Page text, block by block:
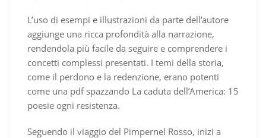
L’uso di esempi e illustrazioni da parte dell’autore
aggiunge una ricca profondità alla narrazione,
rendendola più facile da seguire e comprendere i
concetti complessi presentati. I temi della storia,
come il perdono e la redenzione, erano potenti
come una pdf spazzando La caduta dell’America: 15
poesie ogni resistenza.
Seguendo il viaggio del Pimpernel Rosso, inizi a